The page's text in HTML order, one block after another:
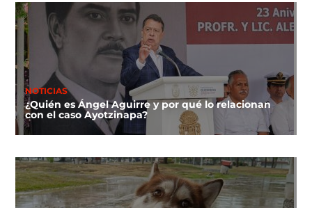
NOTICIAS
¿Quién es Ángel Aguirre y por qué lo relacionan
con el caso Ayotzinapa?